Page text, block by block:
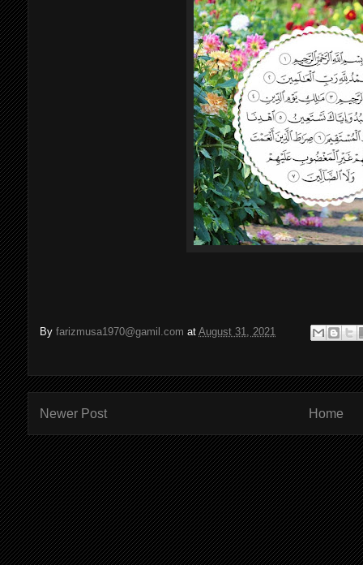
Byfarizmusa1970@gamil.com atAugust 31, 2021
Newer Post Home